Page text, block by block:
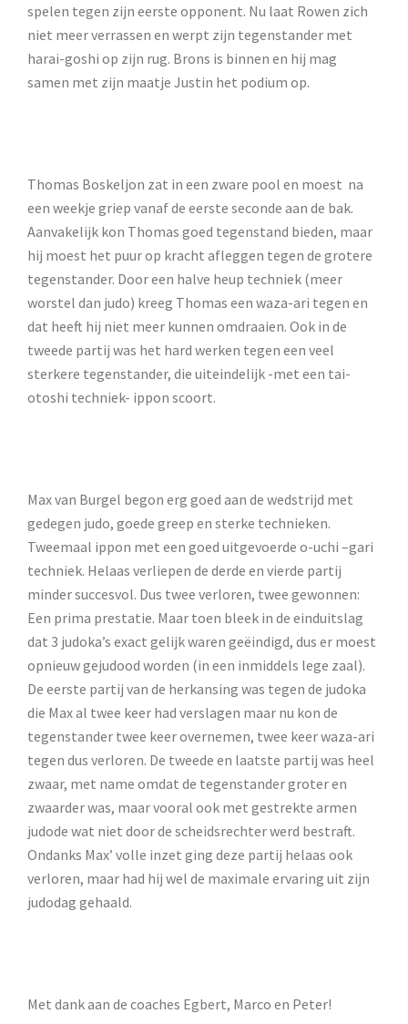
spelen tegen zijn eerste opponent. Nu laat Rowen zich
niet meer verrassen en werpt zijn tegenstander met
harai-goshi op zijn rug. Brons is binnen en hij mag
samen met zijn maatje Justin het podium op.
Thomas Boskeljon zat in een zware pool en moest na
een weekje griep vanaf de eerste seconde aan de bak.
Aanvakelijk kon Thomas goed tegenstand bieden, maar
hij moest het puur op kracht afleggen tegen de grotere
tegenstander. Door een halve heup techniek (meer
worstel dan judo) kreeg Thomas een waza-ari tegen en
dat heeft hij niet meer kunnen omdraaien. Ook in de
tweede partij was het hard werken tegen een veel
sterkere tegenstander, die uiteindelijk -met een tai-
otoshi techniek- ippon scoort.
Max van Burgel begon erg goed aan de wedstrijd met
gedegen judo, goede greep en sterke technieken.
Tweemaal ippon met een goed uitgevoerde o-uchi –gari
techniek. Helaas verliepen de derde en vierde partij
minder succesvol. Dus twee verloren, twee gewonnen:
Een prima prestatie. Maar toen bleek in de einduitslag
dat 3 judoka’s exact gelijk waren geëindigd, dus er moest
opnieuw gejudood worden (in een inmiddels lege zaal).
De eerste partij van de herkansing was tegen de judoka
die Max al twee keer had verslagen maar nu kon de
tegenstander twee keer overnemen, twee keer waza-ari
tegen dus verloren. De tweede en laatste partij was heel
zwaar, met name omdat de tegenstander groter en
zwaarder was, maar vooral ook met gestrekte armen
judode wat niet door de scheidsrechter werd bestraft.
Ondanks Max’ volle inzet ging deze partij helaas ook
verloren, maar had hij wel de maximale ervaring uit zijn
judodag gehaald.
Met dank aan de coaches Egbert, Marco en Peter!